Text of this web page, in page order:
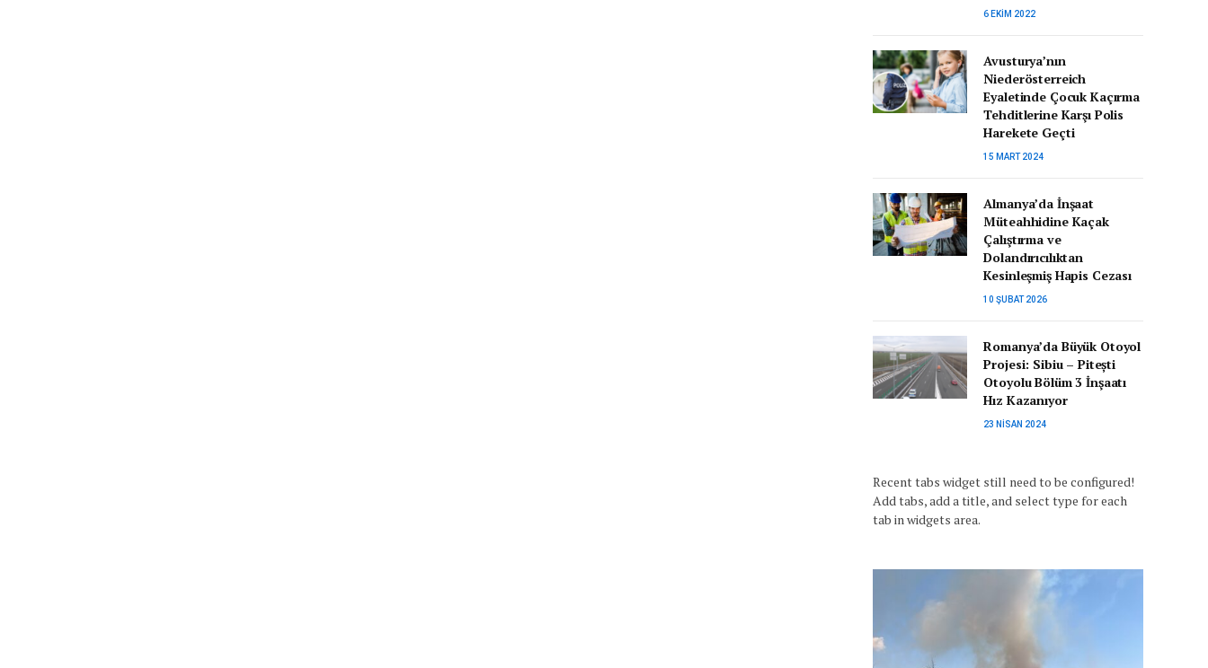
6 EKIM 2022
Avusturya’nın
Niederösterreich
Eyaletinde Çocuk Kaçırma
Tehditlerine Karşı Polis
Harekete Geçti
15 MART 2024
Almanya’da İnşaat
Müteahhidine Kaçak
Çalıştırma ve
Dolandırıcılıktan
Kesinleşmiş Hapis Cezası
10 ŞUBAT 2026
Romanya’da Büyük Otoyol
Projesi: Sibiu – Pitești
Otoyolu Bölüm 3 İnşaatı
Hız Kazanıyor
23 NISAN 2024
Recent tabs widget still need to be configured!
Add tabs, add a title, and select type for each
tab in widgets area.